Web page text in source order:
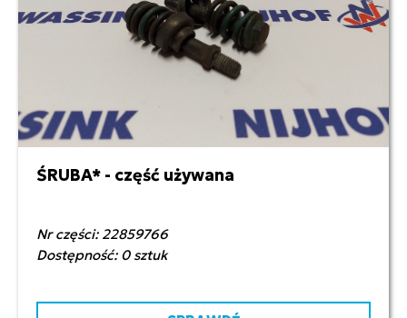
12,00 zł netto
ŚRUBA* - część używana
Nr części: 22859766
Dostępność: 0 sztuk